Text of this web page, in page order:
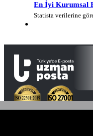
En İyi Kurumsal
Statista verilerine